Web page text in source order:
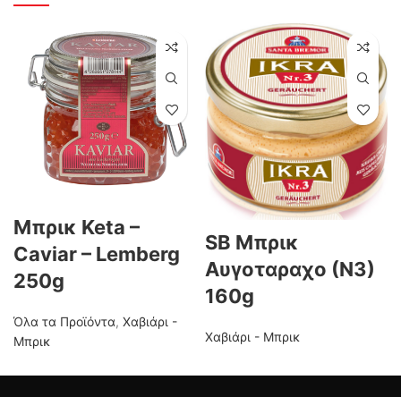
Μπρικ Keta –
Caviar – Lemberg
250g
Όλα τα Προϊόντα, Χαβιάρι -
Μπρικ
SB Μπρικ
Αυγοταραχο (Ν3)
160g
Χαβιάρι - Μπρικ